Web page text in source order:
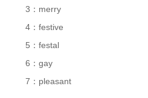
3：merry
4：festive
5：festal
6：gay
7：pleasant